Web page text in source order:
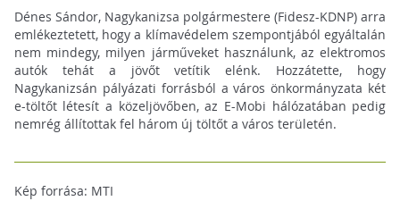
Dénes Sándor, Nagykanizsa polgármestere (Fidesz-KDNP) arra
emlékeztetett, hogy a klímavédelem szempontjából egyáltalán
nem mindegy, milyen járműveket használunk, az elektromos
autók tehát a jövőt vetítik elénk. Hozzátette, hogy
Nagykanizsán pályázati forrásból a város önkormányzata két
e-töltőt létesít a közeljövőben, az E-Mobi hálózatában pedig
nemrég állítottak fel három új töltőt a város területén.
Kép forrása: MTI